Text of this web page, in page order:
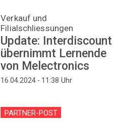
Verkauf und
Filialschliessungen
Update: Interdiscount
übernimmt Lernende
von Melectronics
16.04.2024 - 11:38 Uhr
PARTNER-POST